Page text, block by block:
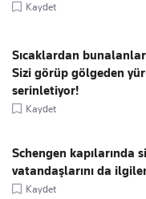
Kaydet
Sıcaklardan
Sizi görüp gölgeden
serinletiyor!
Kaydet
Schengen kapılarında
vatandaşlarını da
Kaydet